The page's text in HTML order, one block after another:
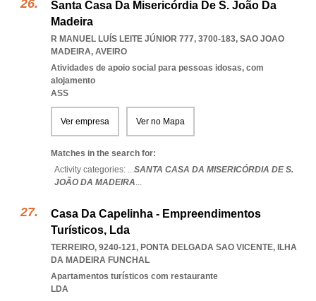
Santa Casa Da Misericórdia De S. João Da
Madeira
R MANUEL LUÍS LEITE JÚNIOR 777, 3700-183, SAO JOAO
MADEIRA, AVEIRO
Atividades de apoio social para pessoas idosas, com
alojamento
ASS
Ver empresa Ver no Mapa
Matches in the search for:
Activity categories: ...SANTA CASA DA MISERICÓRDIA DE S.
JOÃO DA MADEIRA...
Casa Da Capelinha - Empreendimentos
Turísticos, Lda
TERREIRO, 9240-121, PONTA DELGADA SAO VICENTE, ILHA
DA MADEIRA FUNCHAL
Apartamentos turísticos com restaurante
LDA